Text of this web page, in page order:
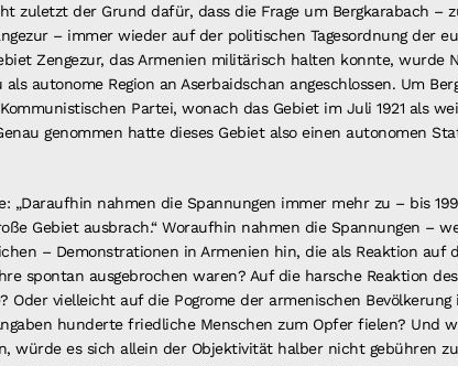
zuletzt der Grund dafür, dass die Frage um Bergkarabach –
– immer wieder auf der politischen Tagesordnung der
Zengezur, das Armenien militärisch halten konnte, wurde
als autonome Region an Aserbaidschan angeschlossen. Um
Partei, wonach das Gebiet im Juli 1921 als
genommen hatte dieses Gebiet also einen autonomen
„Daraufhin nahmen die Spannungen immer mehr zu – bis
Gebiet ausbrach.“ Woraufhin nahmen die Spannungen –
– Demonstrationen in Armenien hin, die als Reaktion auf
spontan ausgebrochen waren? Auf die harsche Reaktion
Oder vielleicht auf die Pogrome der armenischen
hunderte friedliche Menschen zum Opfer fielen? Und
würde es sich allein der Objektivität halber nicht gebühren